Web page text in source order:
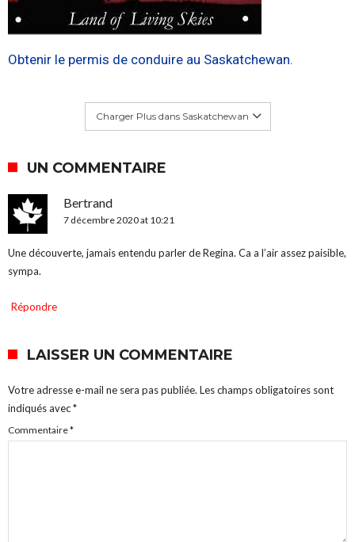
Obtenir le permis de conduire au Saskatchewan.
Charger Plus dans Saskatchewan
UN COMMENTAIRE
Bertrand
7 décembre 2020 at 10:21
Une découverte, jamais entendu parler de Regina. Ca a l’air assez paisible,
sympa.
Répondre
LAISSER UN COMMENTAIRE
Votre adresse e-mail ne sera pas publiée. Les champs obligatoires sont
indiqués avec*
Commentaire*